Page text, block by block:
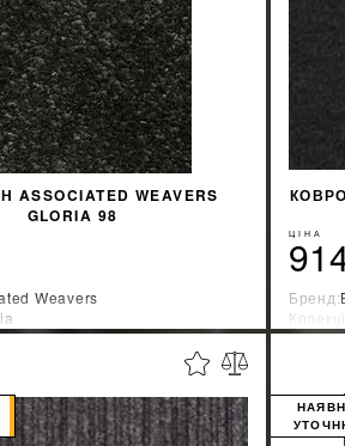
ASSOCIATED WEAVERS
GLORIA 98
Weavers
Бельгия
%
ЦІНА
Бренд: